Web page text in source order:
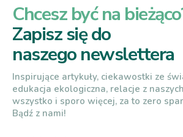
Chcesz być na
Zapisz się do
naszego newslettera
Inspirujące artykuły, ciekawostki ze
edukacja ekologiczna, relacje z
wszystko i sporo więcej, za to zero
Bądź z nami!